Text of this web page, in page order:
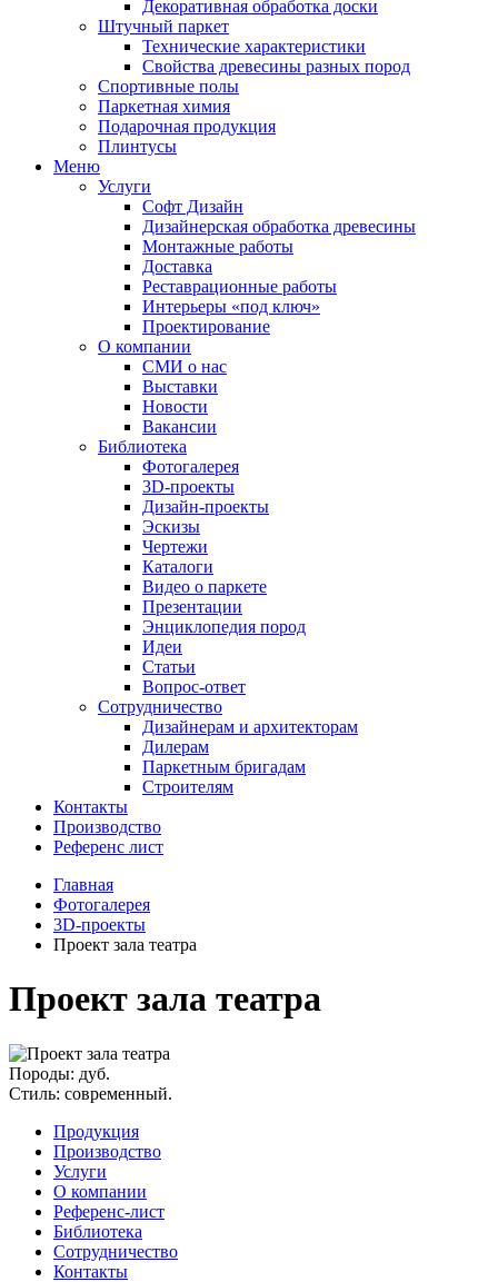
Декоративная обработка доски
Штучный паркет
Технические характеристики
Свойства древесины разных пород
Спортивные полы
Паркетная химия
Подарочная продукция
Плинтусы
Меню
Услуги
Софт Дизайн
Дизайнерская обработка древесины
Монтажные работы
Доставка
Реставрационные работы
Интерьеры «под ключ»
Проектирование
О компании
СМИ о нас
Выставки
Новости
Вакансии
Библиотека
Фотогалерея
3D-проекты
Дизайн-проекты
Эскизы
Чертежи
Каталоги
Видео о паркете
Презентации
Энциклопедия пород
Идеи
Статьи
Вопрос-ответ
Сотрудничество
Дизайнерам и архитекторам
Дилерам
Паркетным бригадам
Строителям
Контакты
Производство
Референс лист
Главная
Фотогалерея
3D-проекты
Проект зала театра
Проект зала театра
Породы: дуб.
Стиль: современный.
Продукция
Производство
Услуги
О компании
Референс-лист
Библиотека
Сотрудничество
Контакты